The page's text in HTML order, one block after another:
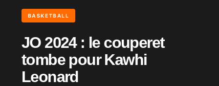
BASKETBALL
JO 2024 : le couperet
tombe pour Kawhi
Leonard